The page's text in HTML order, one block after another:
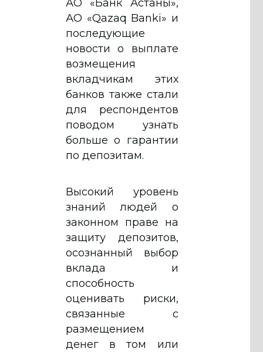
АО «Банк Астаны»,
АО «Qazaq Banki» и
последующие
новости о выплате
возмещения
вкладчикам этих
банков также стали
для респондентов
поводом узнать
больше о гарантии
по депозитам.
Высокий уровень
знаний людей о
законном праве на
защиту депозитов,
осознанный выбор
вклада и
способность
оценивать риски,
связанные с
размещением
денег в том или